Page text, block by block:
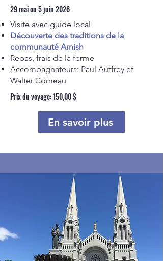
29 mai ou 5 juin 2026
Visite avec guide local
Découverte des traditions de la
communauté Amish
Repas, frais de la ferme
Accompagnateurs: Paul Auffrey et
Walter Comeau​
Prix du voyage: 150,00 $
En savoir plus